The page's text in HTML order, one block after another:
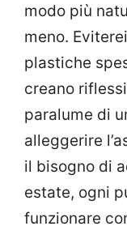
modo più
meno.
plastiche
creano
paralume di
alleggerire
il bisogno di
estate, ogni
funzionare